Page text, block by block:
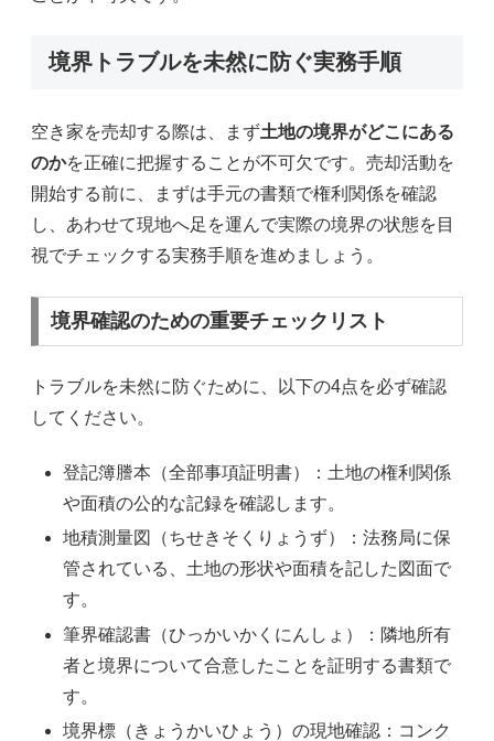
境界トラブルを未然に防ぐ実務手順
空き家を売却する際は、まず土地の境界がどこにある
のかを正確に把握することが不可欠です。売却活動を
開始する前に、まずは手元の書類で権利関係を確認
し、あわせて現地へ足を運んで実際の境界の状態を目
視でチェックする実務手順を進めましょう。
境界確認のための重要チェックリスト
トラブルを未然に防ぐために、以下の4点を必ず確認
してください。
登記簿謄本（全部事項証明書）：土地の権利関係
や面積の公的な記録を確認します。
地積測量図（ちせきそくりょうず）：法務局に保
管されている、土地の形状や面積を記した図面で
す。
筆界確認書（ひっかいかくにんしょ）：隣地所有
者と境界について合意したことを証明する書類で
す。
境界標（きょうかいひょう）の現地確認：コンク